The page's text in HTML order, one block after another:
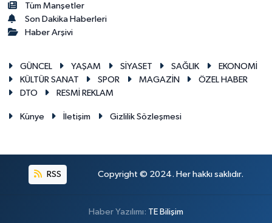
Tüm Manşetler
Son Dakika Haberleri
Haber Arşivi
GÜNCEL YAŞAM SİYASET SAĞLIK
EKONOMİ
KÜLTÜR SANAT
SPOR MAGAZİN
ÖZEL HABER
DTO
RESMİ REKLAM
Künye İletişim Gizlilik Sözleşmesi
RSS Copyright © 2024. Her hakkı saklıdır.
Haber Yazılımı: TE Bilişim